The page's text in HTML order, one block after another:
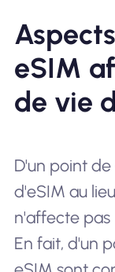
eSIM
de vie
D'un point
d'eSIM au
n'affecte pas
En fait, d'un